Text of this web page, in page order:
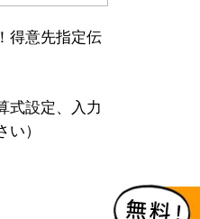
得意先指定伝
式設定、入力
）